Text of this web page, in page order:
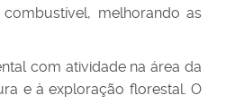
melhorando as
com atividade na área da
e à exploração florestal. O